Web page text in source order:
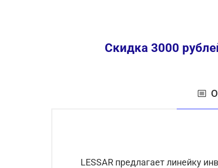
Скидка 3000
LESSAR предлагает линейку